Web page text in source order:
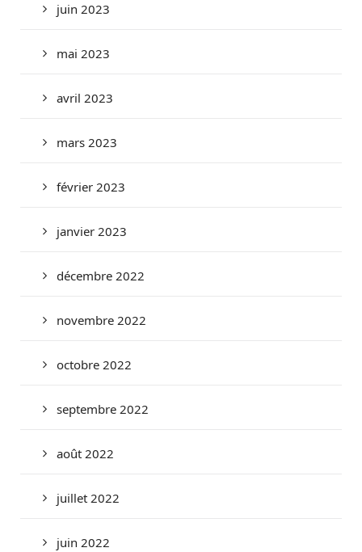
juin 2023
mai 2023
avril 2023
mars 2023
février 2023
janvier 2023
décembre 2022
novembre 2022
octobre 2022
septembre 2022
août 2022
juillet 2022
juin 2022